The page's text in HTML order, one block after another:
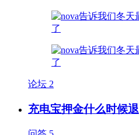
论坛 2
充电宝押金什么时候退